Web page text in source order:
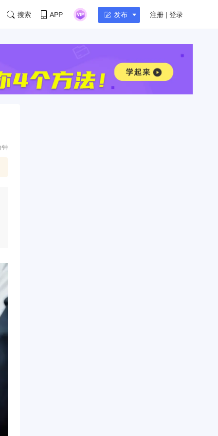
搜索 APP 发布 注册 | 登录
钟